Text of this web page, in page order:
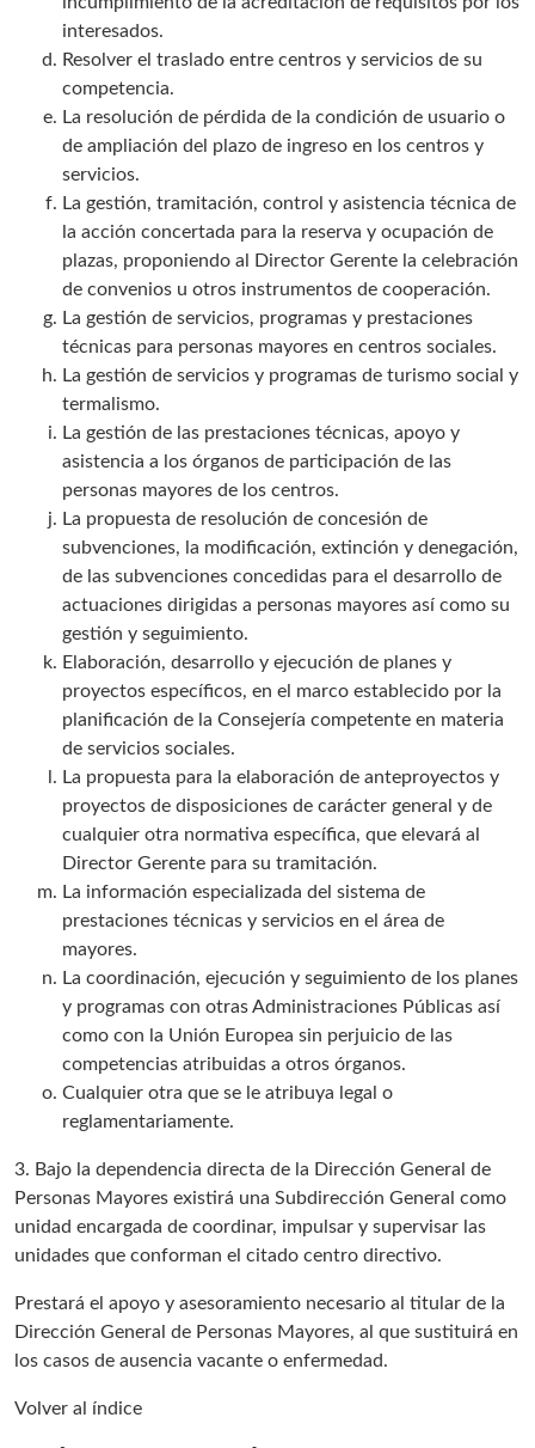
interesados.
Resolver el traslado entre centros y servicios de su
competencia.
La resolución de pérdida de la condición de usuario o
de ampliación del plazo de ingreso en los centros y
servicios.
La gestión, tramitación, control y asistencia técnica de
la acción concertada para la reserva y ocupación de
plazas, proponiendo al Director Gerente la celebración
de convenios u otros instrumentos de cooperación.
La gestión de servicios, programas y prestaciones
técnicas para personas mayores en centros sociales.
La gestión de servicios y programas de turismo social y
termalismo.
La gestión de las prestaciones técnicas, apoyo y
asistencia a los órganos de participación de las
personas mayores de los centros.
La propuesta de resolución de concesión de
subvenciones, la modificación, extinción y denegación,
de las subvenciones concedidas para el desarrollo de
actuaciones dirigidas a personas mayores así como su
gestión y seguimiento.
Elaboración, desarrollo y ejecución de planes y
proyectos específicos, en el marco establecido por la
planificación de la Consejería competente en materia
de servicios sociales.
La propuesta para la elaboración de anteproyectos y
proyectos de disposiciones de carácter general y de
cualquier otra normativa específica, que elevará al
Director Gerente para su tramitación.
La información especializada del sistema de
prestaciones técnicas y servicios en el área de
mayores.
La coordinación, ejecución y seguimiento de los planes
y programas con otras Administraciones Públicas así
como con la Unión Europea sin perjuicio de las
competencias atribuidas a otros órganos.
Cualquier otra que se le atribuya legal o
reglamentariamente.
3. Bajo la dependencia directa de la Dirección General de
Personas Mayores existirá una Subdirección General como
unidad encargada de coordinar, impulsar y supervisar las
unidades que conforman el citado centro directivo.
Prestará el apoyo y asesoramiento necesario al titular de la
Dirección General de Personas Mayores, al que sustituirá en
los casos de ausencia vacante o enfermedad.
Volver al índice